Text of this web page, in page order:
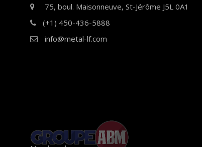
75, boul. Maisonneuve, St-Jérôme J5L 0A1
(+1) 450-436-5888
info@metal-lf.com